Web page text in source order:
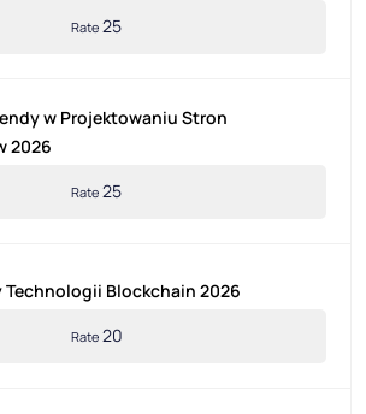
Rate 25
w Projektowaniu Stron
2026
Rate 25
Technologii Blockchain 2026
Rate20